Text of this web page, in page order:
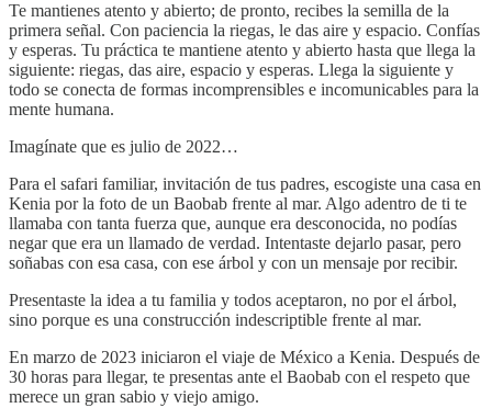
Te mantienes atento y abierto; de pronto, recibes la semilla de la
primera señal. Con paciencia la riegas, le das aire y espacio. Confías
y esperas. Tu práctica te mantiene atento y abierto hasta que llega la
siguiente: riegas, das aire, espacio y esperas. Llega la siguiente y
todo se conecta de formas incomprensibles e incomunicables para la
mente humana.
Imagínate que es julio de 2022…
Para el safari familiar, invitación de tus padres, escogiste una casa en
Kenia por la foto de un Baobab frente al mar. Algo adentro de ti te
llamaba con tanta fuerza que, aunque era desconocida, no podías
negar que era un llamado de verdad. Intentaste dejarlo pasar, pero
soñabas con esa casa, con ese árbol y con un mensaje por recibir.
Presentaste la idea a tu familia y todos aceptaron, no por el árbol,
sino porque es una construcción indescriptible frente al mar.
En marzo de 2023 iniciaron el viaje de México a Kenia. Después de
30 horas para llegar, te presentas ante el Baobab con el respeto que
merece un gran sabio y viejo amigo.